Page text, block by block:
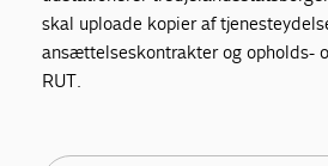
skal uploade kopier af
ansættelseskontrakter og opholds-
RUT.